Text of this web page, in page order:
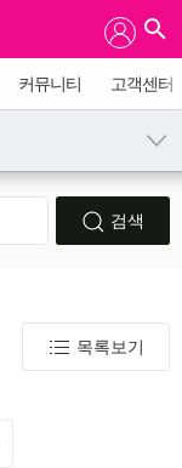
커뮤니티 고객센터
검색
목록보기